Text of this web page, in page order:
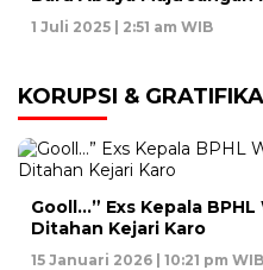
1 Juli 2025 | 2:51 am WIB
KORUPSI &
Gooll…” Exs Kepala
Ditahan Kejari Karo
15 Januari 2026 | 10:21 pm WIB